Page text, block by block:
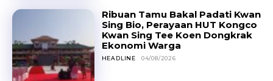
Ribuan Tamu Bakal Padati Kwan
Sing Bio, Perayaan HUT Kongco
Kwan Sing Tee Koen Dongkrak
Ekonomi Warga
HEADLINE 04/08/2026